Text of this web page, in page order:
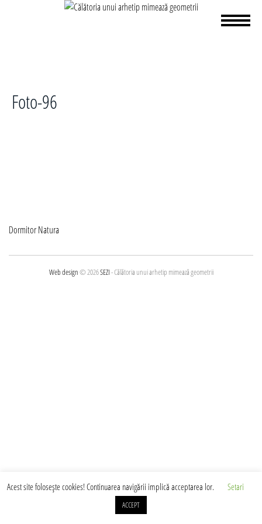
Foto-96
Navigare
în
Dormitor Natura
Web design© 2026SEZI- Călătoria unui arhetip mimează geometrii
Acest site foloseşte cookies! Continuarea navigării implică acceptarea lor. Setari
ACCEPT